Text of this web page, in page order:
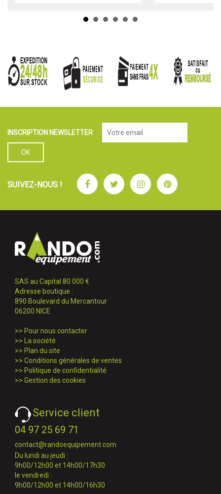
INSCRIPTION NEWSLETTER
SUIVEZ-NOUS ! FacebookTwitterInstagramPinterest
SAS au Capital 80 000 €
Adresse boutique :
890 Boulevard du Mercantour
06200 NICE
>> Pour nous contacter
>>
La société
>> Plan du site
>> Conditions générales de ventes
>> Politique de confidentialité
>> Gestion des cookies
Service client
04 97 25 69 71
contact@randoequipement.com
Du lundi au jeudi :
9h00/12h00 et 14h00/17h30
le vendredi :
9h00/12h00 et 14h00/16h30